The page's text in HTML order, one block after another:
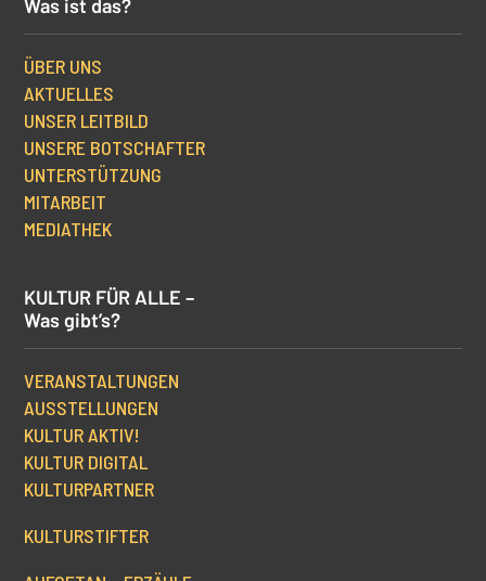
Was ist das?
ÜBER UNS
AKTUELLES
UNSER LEITBILD
UNSERE BOTSCHAFTER
UNTERSTÜTZUNG
MITARBEIT
MEDIATHEK
KULTUR FÜR ALLE –
Was gibt’s?
VERANSTALTUNGEN
AUSSTELLUNGEN
KULTUR AKTIV!
KULTUR DIGITAL
KULTURPARTNER
KULTURSTIFTER